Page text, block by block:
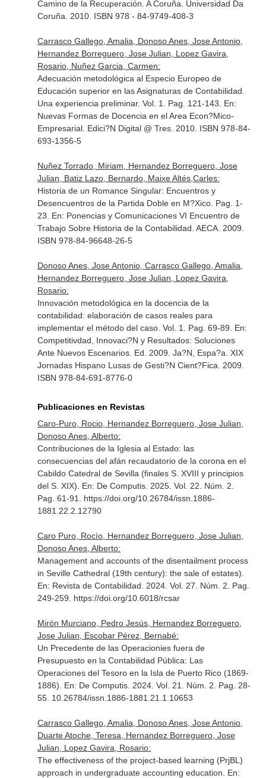
Camino de la Recuperación . A Coruña. Universidad Da
Coruña. 2010. ISBN 978 - 84-9749-408-3
Carrasco Gallego, Amalia, Donoso Anes, Jose Antonio,
Hernandez Borreguero, Jose Julian, Lopez Gavira,
Rosario, Nuñez Garcia, Carmen:
Adecuación metodológica al Especio Europeo de
Educación superior en las Asignaturas de Contabilidad.
Una experiencia preliminar. Vol. 1. Pag. 121-143. En:
Nuevas Formas de Docencia en el Area Econ?Mico-
Empresarial. Edici?N Digital @ Tres. 2010. ISBN 978-84-
693-1356-5
Nuñez Torrado, Miriam, Hernandez Borreguero, Jose
Julian, Batiz Lazo, Bernardo, Maixe Altés,Carles:
Historia de un Romance Singular: Encuentros y
Desencuentros de la Partida Doble en M?Xico. Pag. 1-
23. En: Ponencias y Comunicaciones VI Encuentro de
Trabajo Sobre Historia de la Contabilidad . AECA. 2009.
ISBN 978-84-96648-26-5
Donoso Anes, Jose Antonio, Carrasco Gallego, Amalia,
Hernandez Borreguero, Jose Julian, Lopez Gavira,
Rosario:
Innovación metodológica en la docencia de la
contabilidad: elaboración de casos reales para
implementar el método del caso. Vol. 1. Pag. 69-89. En:
Competitivdad, Innovaci?N y Resultados: Soluciones
Ante Nuevos Escenarios. Ed. 2009. Ja?N, Espa?a. XIX
Jornadas Hispano Lusas de Gesti?N Cient?Fica. 2009.
ISBN 978-84-691-8776-0
Publicaciones en Revistas
Caro-Puro, Rocio, Hernandez Borreguero, Jose Julian,
Donoso Anes, Alberto:
Contribuciones de la Iglesia al Estado: las
consecuencias del afán recaudatorio de la corona en el
Cabildo Catedral de Sevilla (finales S. XVIII y principios
del S. XIX). En: De Computis. 2025. Vol. 22. Núm. 2.
Pag. 61-91. https://doi.org/10.26784/issn.1886-
1881.22.2.12790
Caro Puro, Rocío, Hernandez Borreguero, Jose Julian,
Donoso Anes, Alberto:
Management and accounts of the disentailment process
in Seville Cathedral (19th century): the sale of estates).
En: Revista de Contabilidad . 2024. Vol. 27. Núm. 2. Pag.
249-259. https://doi.org/10.6018/rcsar
Mirón Murciano, Pedro Jesús, Hernandez Borreguero,
Jose Julian, Escobar Pérez, Bernabé:
Un Precedente de las Operacionies fuera de
Presupuesto en la Contabilidad Pública: Las
Operaciones del Tesoro en la Isla de Puerto Rico (1869-
1886). En: De Computis. 2024. Vol. 21. Núm. 2. Pag. 28-
55. 10.26784/issn.1886-1881.21.1.10653
Carrasco Gallego, Amalia, Donoso Anes, Jose Antonio,
Duarte Atoche, Teresa, Hernandez Borreguero, Jose
Julian, Lopez Gavira, Rosario:
The effectiveness of the project-based learning (PrjBL)
approach in undergraduate accounting education. En: